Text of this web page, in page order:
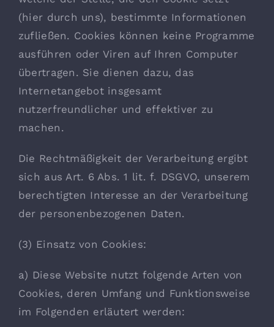
(hier durch uns), bestimmte Informationen
zufließen. Cookies können keine Programme
ausführen oder Viren auf Ihren Computer
übertragen. Sie dienen dazu, das
Internetangebot insgesamt
nutzerfreundlicher und effektiver zu
machen.
Die Rechtmäßigkeit der Verarbeitung ergibt
sich aus Art. 6 Abs. 1 lit. f. DSGVO, unserem
berechtigten Interesse an der Verarbeitung
der personenbezogenen Daten.
(3) Einsatz von Cookies:
a) Diese Website nutzt folgende Arten von
Cookies, deren Umfang und Funktionsweise
im Folgenden erläutert werden: